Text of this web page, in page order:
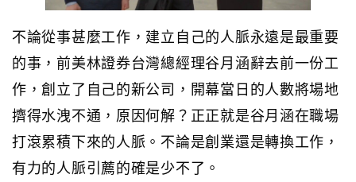
不論從事甚麼工作，建立自己的人脈永遠是最重要
的事，前美林證券台灣總經理谷月涵辭去前一份工
作，創立了自己的新公司，開幕當日的人數將場地
擠得水洩不通，原因何解？正正就是谷月涵在職場
打滾累積下來的人脈。不論是創業還是轉換工作，
有力的人脈引薦的確是少不了。